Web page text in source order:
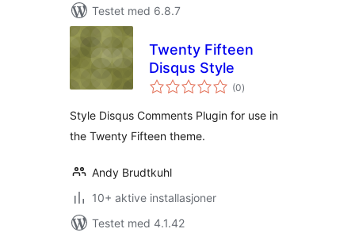
Testet med 6.8.7
Twenty Fifteen
Disqus Style
(0totale
vurderinger
)
Style Disqus Comments Plugin for use in
the Twenty Fifteen theme.
Andy Brudtkuhl
10+ aktive installasjoner
Testet med 4.1.42